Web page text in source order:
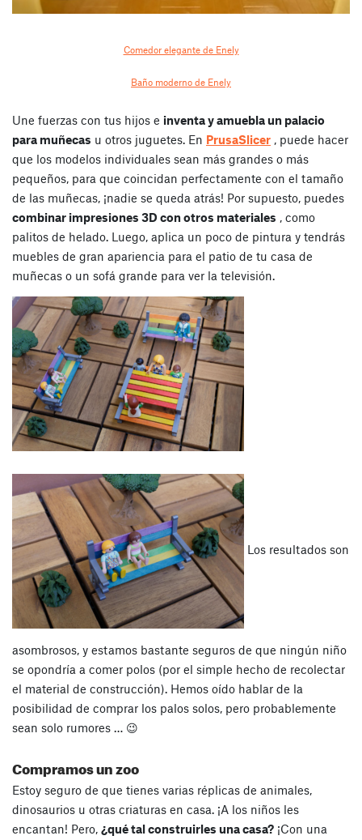
Comedor elegante de Enely
Baño moderno de Enely
Une fuerzas con tus hijos e inventa y amuebla un palacio
para muñecas u otros juguetes. En PrusaSlicer , puede hacer
que los modelos individuales sean más grandes o más
pequeños, para que coincidan perfectamente con el tamaño
de las muñecas, ¡nadie se queda atrás! Por supuesto, puedes
combinar impresiones 3D con otros materiales , como
palitos de helado. Luego, aplica un poco de pintura y tendrás
muebles de gran apariencia para el patio de tu casa de
muñecas o un sofá grande para ver la televisión.
Los resultados son
asombrosos, y estamos bastante seguros de que ningún niño
se opondría a comer polos (por el simple hecho de recolectar
el material de construcción). Hemos oído hablar de la
posibilidad de comprar los palos solos, pero probablemente
sean solo rumores … 😉
Compramos un zoo
Estoy seguro de que tienes varias réplicas de animales,
dinosaurios u otras criaturas en casa. ¡A los niños les
encantan! Pero, ¿qué tal construirles una casa? ¡Con una